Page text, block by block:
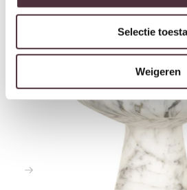
Interessant voor jou